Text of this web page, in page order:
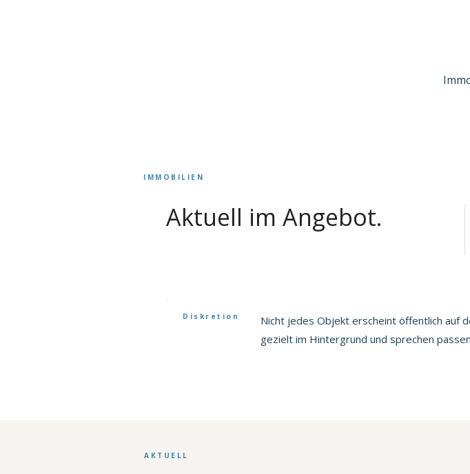
IMMOBILIEN
Aktuell im Angebot.
Diskretion
Nicht jedes Objekt erscheint öffentlich auf
gezielt im Hintergrund und sprechen
AKTUELL